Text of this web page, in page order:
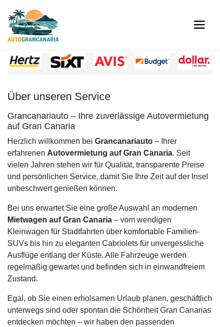
Über unseren Service
Grancanariauto – Ihre zuverlässige Autovermietung
auf Gran Canaria
Herzlich willkommen bei Grancanariauto – Ihrer
erfahrenen Autovermietung auf Gran Canaria. Seit
vielen Jahren stehen wir für Qualität, transparente Preise
und persönlichen Service, damit Sie Ihre Zeit auf der Insel
unbeschwert genießen können.
Bei uns erwartet Sie eine große Auswahl an modernen
Mietwagen auf Gran Canaria – vom wendigen
Kleinwagen für Stadtfahrten über komfortable Familien-
SUVs bis hin zu eleganten Cabriolets für unvergessliche
Ausflüge entlang der Küste. Alle Fahrzeuge werden
regelmäßig gewartet und befinden sich in einwandfreiem
Zustand.
Egal, ob Sie einen erholsamen Urlaub planen, geschäftlich
unterwegs sind oder spontan die Schönheit Gran Canarias
entdecken möchten – wir haben den passenden